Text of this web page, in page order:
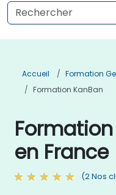
Accueil
Formation
Formation KanBan
en France
(2 Nos